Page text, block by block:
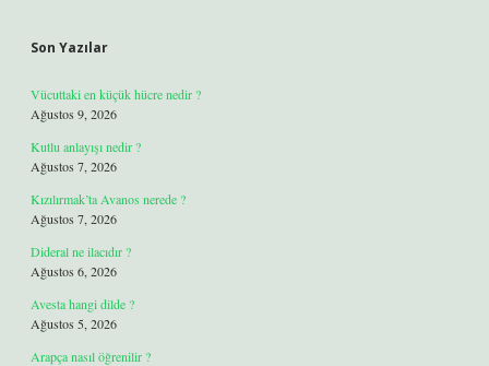
Son Yazılar
Vücuttaki en küçük hücre nedir ?
Ağustos 9, 2026
Kutlu anlayışı nedir ?
Ağustos 7, 2026
Kızılırmak’ta Avanos nerede ?
Ağustos 7, 2026
Dideral ne ilacıdır ?
Ağustos 6, 2026
Avesta hangi dilde ?
Ağustos 5, 2026
Arapça nasıl öğrenilir ?